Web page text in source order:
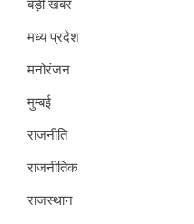
बड़ी खबर
मध्य प्रदेश
मनोरंजन
मुम्बई
राजनीति
राजनीतिक
राजस्थान